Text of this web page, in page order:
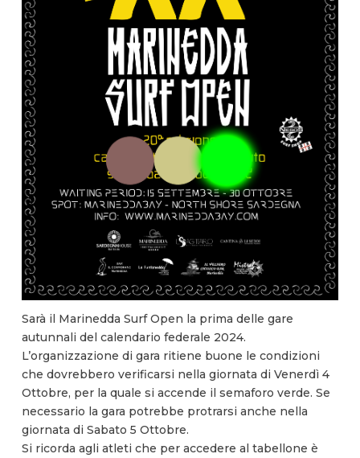
Sarà il Marinedda Surf Open la prima delle gare
autunnali del calendario federale 2024.
L’organizzazione di gara ritiene buone le condizioni
che dovrebbero verificarsi nella giornata di Venerdì 4
Ottobre, per la quale si accende il semaforo verde. Se
necessario la gara potrebbe protrarsi anche nella
giornata di Sabato 5 Ottobre.
Si ricorda agli atleti che per accedere al tabellone è